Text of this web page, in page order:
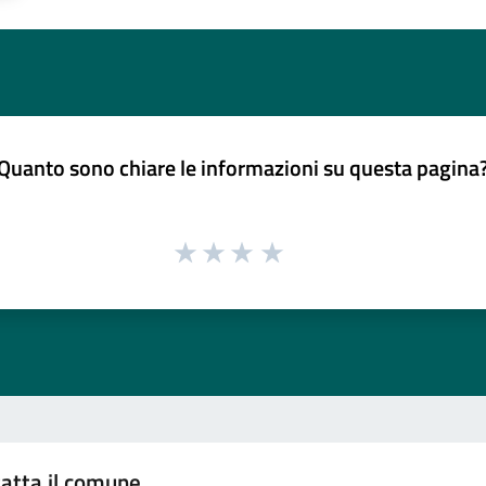
sono chiare le informazioni su questa